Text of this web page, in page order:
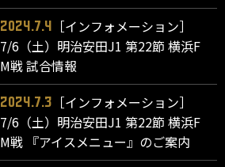
2024.7.4
［インフォメーション］
7/6（土）明治安田J1 第22節 横浜F
M戦 試合情報
2024.7.3
［インフォメーション］
7/6（土）明治安田J1 第22節 横浜F
M戦 『アイスメニュー』のご案内